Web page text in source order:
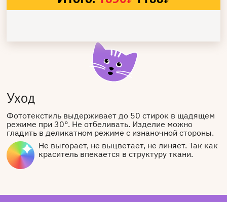
Уход
Фототекстиль выдерживает до 50 стирок в щадящем
режиме при 30°. Не отбеливать. Изделие можно
гладить в деликатном режиме с изнаночной стороны.
Не выгорает, не выцветает, не линяет. Так как
краситель впекается в структуру ткани.